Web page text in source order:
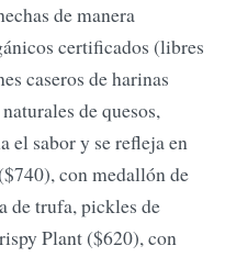
de manera
certificados (libres
caseros de harinas
de quesos,
el sabor y se refleja en
con medallón de
de trufa, pickles de
Plant ($620), con